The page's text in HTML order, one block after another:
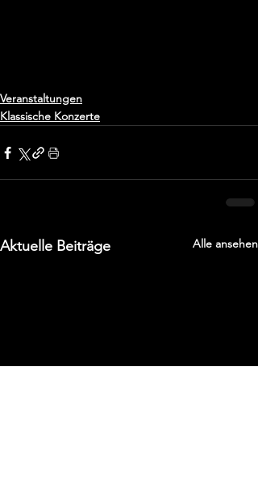
Veranstaltungen
Klassische Konzerte
Aktuelle Beiträge Alle ansehen